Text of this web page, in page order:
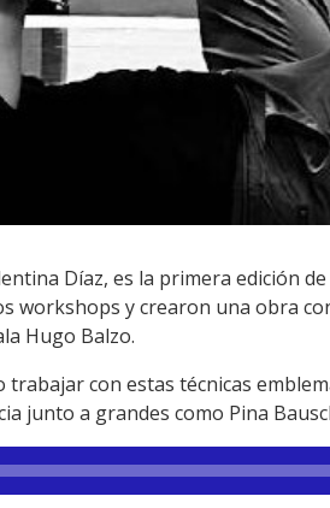
Díaz, es la primera edición
workshops y crearon una obra
Hugo Balzo.
con estas técnicas
junto a grandes como Pina